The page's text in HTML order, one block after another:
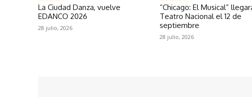
La Ciudad Danza, vuelve
EDANCO 2026
28 julio, 2026
“Chicago: El Musical”
Teatro Nacional el 12 de
septiembre
28 julio, 2026